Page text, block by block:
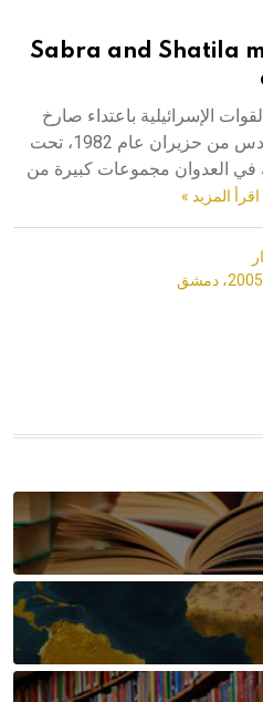
موسوعات جديدة في عام 2026
Sabra and Shatila
الإسرائيلية باعتداء صارخ
على الأراضي اللبنانية، في السادس من حزيران عام 1982، تحت
في العدوان مجموعات كبيرة من
اقرأ المزيد »